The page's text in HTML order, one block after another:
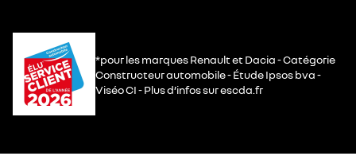
*pour les marques Renault et Dacia - Catégorie
Constructeur automobile - Étude Ipsos bva -
Viséo CI - Plus d’infos sur escda.fr